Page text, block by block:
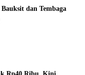
dan Tembaga